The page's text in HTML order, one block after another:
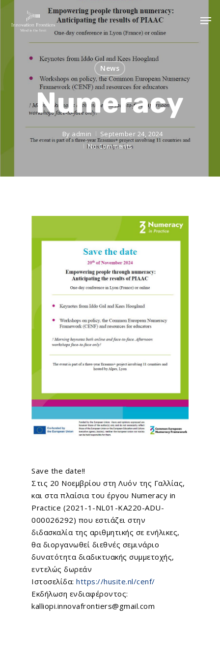
News
Numeracy
By admin
September 24, 2024
No Comments
Save the date!!
Στις 20 Νοεμβρίου στη Λυόν της Γαλλίας,
και στα πλαίσια του έργου Numeracy in
Practice (2021-1-NL01-KA220-ADU-
000026292) που εστιάζει στην
διδασκαλία της αριθμητικής σε ενήλικες,
θα διοργανωθεί διεθνές σεμινάριο
δυνατότητα διαδικτυακής συμμετοχής,
εντελώς δωρεάν
Ιστοσελίδα:https://husite.nl/cenf/
Εκδήλωση ενδιαφέροντος:
kalliopi.innovafrontiers@gmail.com